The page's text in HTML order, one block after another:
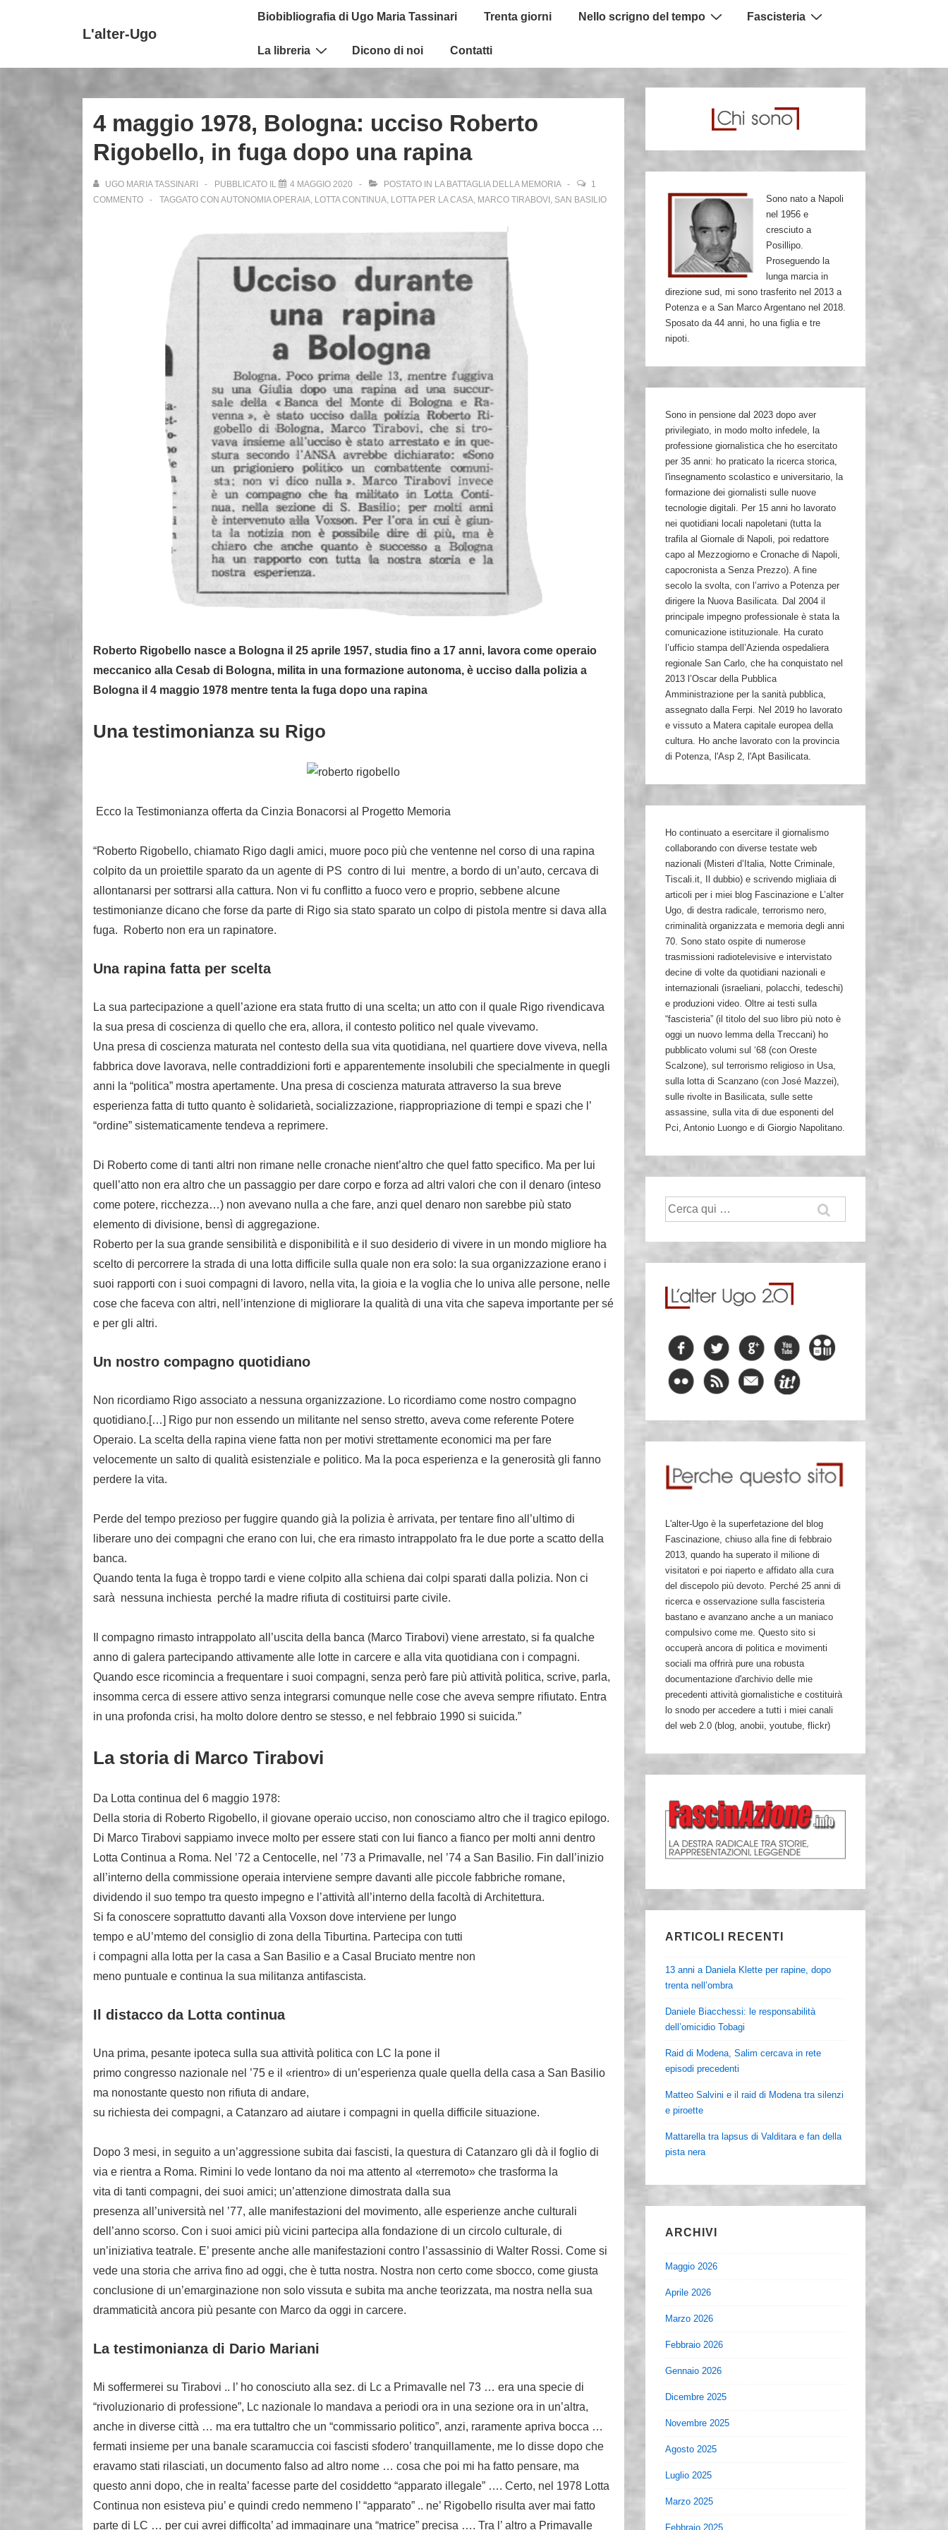
contenuto
L'alter-Ugo
Menu
Biobibliografia di Ugo Maria Tassinari Trenta giorni Nello scrigno del tempo Fascisteria
La libreria Dicono di noi Contatti
4 maggio 1978, Bologna: ucciso Roberto
Rigobello, in fuga dopo una rapina
UGO MARIA TASSINARI PUBBLICATO IL 4 MAGGIO 2020 POSTATO IN LA BATTAGLIA DELLA MEMORIA
1
COMMENTO
TAGGATO CON AUTONOMIA OPERAIA, LOTTA CONTINUA, LOTTA PER LA CASA, MARCO TIRABOVI , SAN BASILIO
Roberto Rigobello nasce a Bologna il 25 aprile 1957, studia fino a 17 anni, lavora come operaio
meccanico alla Cesab di Bologna, milita in una formazione autonoma, è ucciso dalla polizia a
Bologna il 4 maggio 1978 mentre tenta la fuga dopo una rapina
Una testimonianza su Rigo
Ecco la Testimonianza offerta da Cinzia Bonacorsi al Progetto Memoria
“Roberto Rigobello, chiamato Rigo dagli amici, muore poco più che ventenne nel corso di una rapina
colpito da un proiettile sparato da un agente di PS contro di lui mentre, a bordo di un’auto, cercava di
allontanarsi per sottrarsi alla cattura. Non vi fu conflitto a fuoco vero e proprio, sebbene alcune
testimonianze dicano che forse da parte di Rigo sia stato sparato un colpo di pistola mentre si dava alla
fuga. Roberto non era un rapinatore.
Una rapina fatta per scelta
La sua partecipazione a quell’azione era stata frutto di una scelta; un atto con il quale Rigo rivendicava
la sua presa di coscienza di quello che era, allora, il contesto politico nel quale vivevamo.
Una presa di coscienza maturata nel contesto della sua vita quotidiana, nel quartiere dove viveva, nella
fabbrica dove lavorava, nelle contraddizioni forti e apparentemente insolubili che specialmente in quegli
anni la “politica” mostra apertamente. Una presa di coscienza maturata attraverso la sua breve
esperienza fatta di tutto quanto è solidarietà, socializzazione, riappropriazione di tempi e spazi che l’
“ordine” sistematicamente tendeva a reprimere.
Di Roberto come di tanti altri non rimane nelle cronache nient’altro che quel fatto specifico. Ma per lui
quell’atto non era altro che un passaggio per dare corpo e forza ad altri valori che con il denaro (inteso
come potere, ricchezza…) non avevano nulla a che fare, anzi quel denaro non sarebbe più stato
elemento di divisione, bensì di aggregazione.
Roberto per la sua grande sensibilità e disponibilità e il suo desiderio di vivere in un mondo migliore ha
scelto di percorrere la strada di una lotta difficile sulla quale non era solo: la sua organizzazione erano i
suoi rapporti con i suoi compagni di lavoro, nella vita, la gioia e la voglia che lo univa alle persone, nelle
cose che faceva con altri, nell’intenzione di migliorare la qualità di una vita che sapeva importante per sé
e per gli altri.
Un nostro compagno quotidiano
Non ricordiamo Rigo associato a nessuna organizzazione. Lo ricordiamo come nostro compagno
quotidiano.[…] Rigo pur non essendo un militante nel senso stretto, aveva come referente Potere
Operaio. La scelta della rapina viene fatta non per motivi strettamente economici ma per fare
velocemente un salto di qualità esistenziale e politico. Ma la poca esperienza e la generosità gli fanno
perdere la vita.
Perde del tempo prezioso per fuggire quando già la polizia è arrivata, per tentare fino all’ultimo di
liberare uno dei compagni che erano con lui, che era rimasto intrappolato fra le due porte a scatto della
banca.
Quando tenta la fuga è troppo tardi e viene colpito alla schiena dai colpi sparati dalla polizia. Non ci
sarà nessuna inchiesta perché la madre rifiuta di costituirsi parte civile.
Il compagno rimasto intrappolato all’uscita della banca (Marco Tirabovi) viene arrestato, si fa qualche
anno di galera partecipando attivamente alle lotte in carcere e alla vita quotidiana con i compagni.
Quando esce ricomincia a frequentare i suoi compagni, senza però fare più attività politica, scrive, parla,
insomma cerca di essere attivo senza integrarsi comunque nelle cose che aveva sempre rifiutato. Entra
in una profonda crisi, ha molto dolore dentro se stesso, e nel febbraio 1990 si suicida.”
La storia di Marco Tirabovi
Da Lotta continua del 6 maggio 1978:
Della storia di Roberto Rigobello, il giovane operaio ucciso, non conosciamo altro che il tragico epilogo.
Di Marco Tirabovi sappiamo invece molto per essere stati con lui fianco a fianco per molti anni dentro
Lotta Continua a Roma. Nel ’72 a Centocelle, nel ’73 a Primavalle, nel ’74 a San Basilio. Fin dall’inizio
all’interno della commissione operaia interviene sempre davanti alle piccole fabbriche romane,
dividendo il suo tempo tra questo impegno e l’attività all’interno della facoltà di Architettura.
Si fa conoscere soprattutto davanti alla Voxson dove interviene per lungo
tempo e aU’mtemo del consiglio di zona della Tiburtina. Partecipa con tutti
i compagni alla lotta per la casa a San Basilio e a Casal Bruciato mentre non
meno puntuale e continua la sua militanza antifascista.
Il distacco da Lotta continua
Una prima, pesante ipoteca sulla sua attività politica con LC la pone il
primo congresso nazionale nel ’75 e il «rientro» di un’esperienza quale quella della casa a San Basilio
ma nonostante questo non rifiuta di andare,
su richiesta dei compagni, a Catanzaro ad aiutare i compagni in quella difficile situazione.
Dopo 3 mesi, in seguito a un’aggressione subita dai fascisti, la questura di Catanzaro gli dà il foglio di
via e rientra a Roma. Rimini lo vede lontano da noi ma attento al «terremoto» che trasforma la
vita di tanti compagni, dei suoi amici; un’attenzione dimostrata dalla sua
presenza all’università nel ’77, alle manifestazioni del movimento, alle esperienze anche culturali
dell’anno scorso. Con i suoi amici più vicini partecipa alla fondazione di un circolo culturale, di
un’iniziativa teatrale. E’ presente anche alle manifestazioni contro l’assassinio di Walter Rossi. Come si
vede una storia che arriva fino ad oggi, che è tutta nostra. Nostra non certo come sbocco, come giusta
conclusione di un’emarginazione non solo vissuta e subita ma anche teorizzata, ma nostra nella sua
drammaticità ancora più pesante con Marco da oggi in carcere.
La testimonianza di Dario Mariani
Mi soffermerei su Tirabovi .. l’ ho conosciuto alla sez. di Lc a Primavalle nel 73 … era una specie di
“rivoluzionario di professione”, Lc nazionale lo mandava a periodi ora in una sezione ora in un’altra,
anche in diverse città … ma era tuttaltro che un “commissario politico”, anzi, raramente apriva bocca …
fermati insieme per una banale scaramuccia coi fascisti sfodero’ tranquillamente, me lo disse dopo che
eravamo stati rilasciati, un documento falso ad altro nome … cosa che poi mi ha fatto pensare, ma
questo anni dopo, che in realta’ facesse parte del cosiddetto “apparato illegale” …. Certo, nel 1978 Lotta
Continua non esisteva piu’ e quindi credo nemmeno l’ “apparato” .. ne’ Rigobello risulta aver mai fatto
parte di LC … per cui avrei difficolta’ ad immaginare una “matrice” precisa …. Tra l’ altro a Primavalle
Sono nato a Napoli
nel 1956 e
cresciuto a
Posillipo.
Proseguendo la
lunga marcia in
direzione sud, mi sono trasferito nel 2013 a
Potenza e a San Marco Argentano nel 2018.
Sposato da 44 anni, ho una figlia e tre
nipoti.
Sono in pensione dal 2023 dopo aver
privilegiato, in modo molto infedele, la
professione giornalistica che ho esercitato
per 35 anni: ho praticato la ricerca storica,
l'insegnamento scolastico e universitario, la
formazione dei giornalisti sulle nuove
tecnologie digitali. Per 15 anni ho lavorato
nei quotidiani locali napoletani (tutta la
trafila al Giornale di Napoli, poi redattore
capo al Mezzogiorno e Cronache di Napoli,
capocronista a Senza Prezzo). A fine
secolo la svolta, con l’arrivo a Potenza per
dirigere la Nuova Basilicata. Dal 2004 il
principale impegno professionale è stata la
comunicazione istituzionale. Ha curato
l’ufficio stampa dell’Azienda ospedaliera
regionale San Carlo, che ha conquistato nel
2013 l’Oscar della Pubblica
Amministrazione per la sanità pubblica,
assegnato dalla Ferpi. Nel 2019 ho lavorato
e vissuto a Matera capitale europea della
cultura. Ho anche lavorato con la provincia
di Potenza, l'Asp 2, l'Apt Basilicata.
Ho continuato a esercitare il giornalismo
collaborando con diverse testate web
nazionali (Misteri d’Italia, Notte Criminale,
Tiscali.it, Il dubbio) e scrivendo migliaia di
articoli per i miei blog Fascinazione e L’alter
Ugo, di destra radicale, terrorismo nero,
criminalità organizzata e memoria degli anni
70. Sono stato ospite di numerose
trasmissioni radiotelevisive e intervistato
decine di volte da quotidiani nazionali e
internazionali (israeliani, polacchi, tedeschi)
e produzioni video. Oltre ai testi sulla
“fascisteria” (il titolo del suo libro più noto è
oggi un nuovo lemma della Treccani) ho
pubblicato volumi sul ‘68 (con Oreste
Scalzone), sul terrorismo religioso in Usa,
sulla lotta di Scanzano (con José Mazzei),
sulle rivolte in Basilicata, sulle sette
assassine, sulla vita di due esponenti del
Pci, Antonio Luongo e di Giorgio Napolitano.
Cerca:
L'alter-Ugo è la superfetazione del blog
Fascinazione, chiuso alla fine di febbraio
2013, quando ha superato il milione di
visitatori e poi riaperto e affidato alla cura
del discepolo più devoto. Perché 25 anni di
ricerca e osservazione sulla fascisteria
bastano e avanzano anche a un maniaco
compulsivo come me. Questo sito si
occuperà ancora di politica e movimenti
sociali ma offrirà pure una robusta
documentazione d'archivio delle mie
precedenti attività giornalistiche e costituirà
lo snodo per accedere a tutti i miei canali
del web 2.0 (blog, anobii, youtube, flickr)
ARTICOLI RECENTI
13 anni a Daniela Klette per rapine, dopo
trenta nell’ombra
Daniele Biacchessi: le responsabilità
dell’omicidio Tobagi
Raid di Modena, Salim cercava in rete
episodi precedenti
Matteo Salvini e il raid di Modena tra silenzi
e piroette
Mattarella tra lapsus di Valditara e fan della
pista nera
ARCHIVI
Maggio 2026
Aprile 2026
Marzo 2026
Febbraio 2026
Gennaio 2026
Dicembre 2025
Novembre 2025
Agosto 2025
Luglio 2025
Marzo 2025
Febbraio 2025